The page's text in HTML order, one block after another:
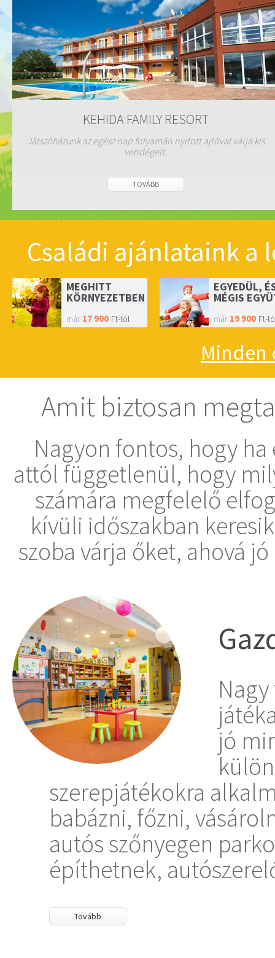
KEHIDA FAMILY RESORT
Játszóházunk az egész nap folyamán nyitott ajtóval várja kis
vendégeit.
TOVÁBB
Családi ajánlataink a
MEGHITT
KÖRNYEZETBEN
már 17 900 Ft-tól
EGYEDÜL,
MÉGIS
már 19 900 Ft-
Minden
Amit biztosan
Nagyon fontos, hogy
attól függetlenül, hogy
számára megfelelő
kívüli időszakban
szoba várja őket, ahová
jó
szerepjátékokra
babázni, főzni,
autós szőnyegen
építhetnek,
Tovább